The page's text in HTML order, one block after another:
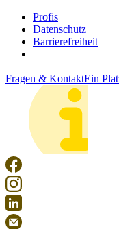
Profis
Datenschutz
Barrierefreiheit
Fragen & KontaktEin